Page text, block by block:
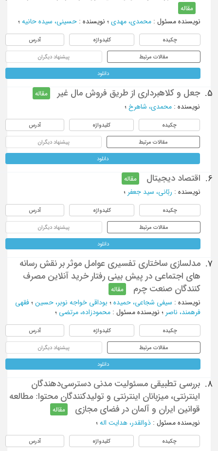
مقاله
نویسنده مسئول : محمدی، مهدی؛ نویسنده: حسینی، سیده حانیه؛
چکیده کلیدواژه آدرس
مقالات مرتبط پیشنهاد دیگران
دانلود
5. جعل و کلاهبرداری از طریق فروش مال غیر
مقاله
نویسنده: محمدي، شاهرخ؛
چکیده کلیدواژه آدرس
مقالات مرتبط پیشنهاد دیگران
دانلود
6. اقتصاد دیجیتال
مقاله
نویسنده: ربّانی، سید جعفر؛
چکیده کلیدواژه آدرس
مقالات مرتبط پیشنهاد دیگران
دانلود
7.
مدلسازی ساختاری تفسیری عوامل موثر بر نقش رسانه
های اجتماعی در پیش بینی رفتار خرید آنلاین مصرف
کنندگان صنعت چرم
مقاله
نویسنده: سیفی شجاعی، حمیده؛ بوداقی خواجه نوبر، حسین؛ فقهی
فرهمند، ناصر؛ نویسنده مسئول : محمودزاده، مرتضی ؛
چکیده کلیدواژه آدرس
مقالات مرتبط پیشنهاد دیگران
دانلود
8.
بررسی تطبیقی مسئولیت مدنی دسترسی‌دهندگان
اینترنتی، میزبانان اینترنتی و تولیدکنندگان محتوا: مطالعه
قوانین ایران و آلمان در فضای مجازی
مقاله
نویسنده مسئول : ذوالقدر، هدایت اله؛
چکیده کلیدواژه آدرس